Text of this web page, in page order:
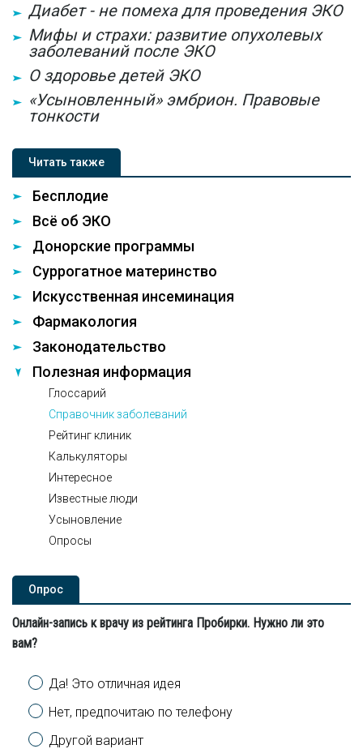
Диабет - не помеха для проведения ЭКО
Мифы и страхи: развитие опухолевых
заболеваний после ЭКО
О здоровье детей ЭКО
«Усыновленный» эмбрион. Правовые
тонкости
Читать также
Бесплодие
Всё об ЭКО
Донорские программы
Суррогатное материнство
Искусственная инсеминация
Фармакология
Законодательство
Полезная информация
Глоссарий
Справочник заболеваний
Рейтинг клиник
Калькуляторы
Интересное
Известные люди
Усыновление
Опросы
Опроc
Онлайн-запись к врачу из рейтинга Пробирки. Нужно ли это
вам?
Варианты
Да! Это отличная идея
Нет, предпочитаю по телефону
Другой вариант